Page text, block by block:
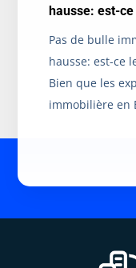
hausse: est-
Pas de bulle
hausse: est-ce
Bien que les
immobilière en